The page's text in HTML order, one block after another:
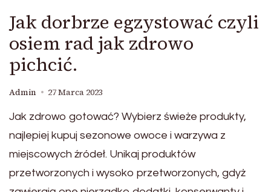
Jak dorbrze egzystować czyli
osiem rad jak zdrowo
pichcić.
Admin 27 Marca 2023
Jak zdrowo gotować? Wybierz świeże produkty,
najlepiej kupuj sezonowe owoce i warzywa z
miejscowych źródeł. Unikaj produktów
przetworzonych i wysoko przetworzonych, gdyż